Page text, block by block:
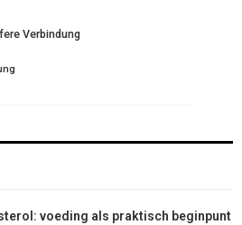
T
Verbindung
voeding als praktisch beginpunt